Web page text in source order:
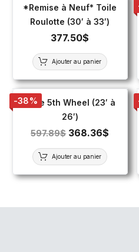
*Remise à Neuf* Toile
Roulotte (30′ à 33′)
377.50$
Ajouter au panier
-38%
Toile 5th Wheel (23′ à
26′)
597.89$ 368.36$
Ajouter au panier